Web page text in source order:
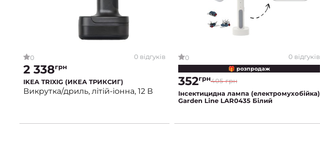
0 0 відгуків
2 338грн
IKEA TRIXIG (ИКЕА ТРИКСИГ)
Викрутка/дриль, літій-іонна, 12 В
0 0 відгуків
🎁 розпродаж
405 грн
352грн
Інсектицидна лампа (електромухобійка)
Garden Line LAR0435 Білий